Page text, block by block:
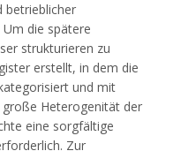
betrieblicher
die spätere
strukturieren zu
erstellt, in dem die
und mit
Heterogenität der
eine sorgfältige
Zur